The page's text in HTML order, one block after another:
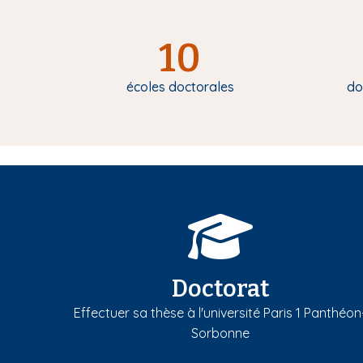
10
écoles doctorales
Doctorat
Effectuer sa thèse à l'université Paris 1
Sorbonne